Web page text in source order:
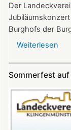
Der
Burghofs der
Weiterlesen
auf
am
Sommerfest